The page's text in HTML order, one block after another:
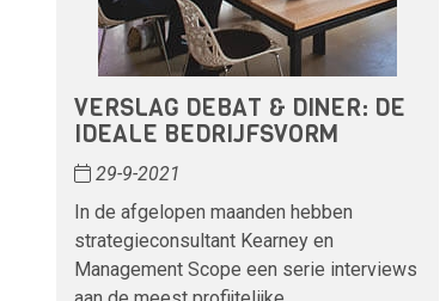
VERSLAG DEBAT & DINER: DE
IDEALE BEDRIJFSVORM
29-9-2021
In de afgelopen maanden hebben
strategieconsultant Kearney en
Management Scope een serie interviews